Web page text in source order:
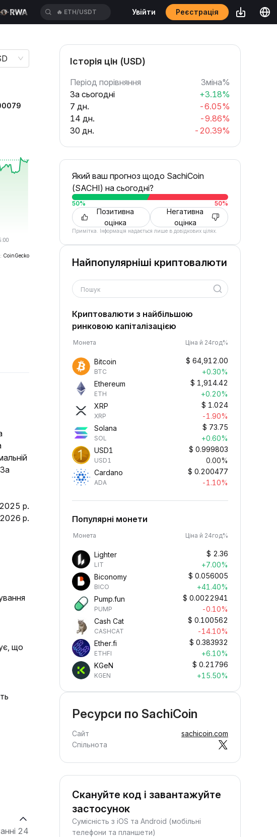
🔥 ETH/USDT Увійти Реєстрація
CoinGecko
р.
р.
що
24
Історія цін (USD)
Період порівняння
Зміна%
За сьогодні
+3.18%
7 дн.
-6.05%
14 дн.
-9.86%
30 дн.
-20.39%
Який ваш прогноз щодо SachiCoin
(SACHI) на сьогодні?
50% 50%
Позитивна
оцінка
Негативна
оцінка
Примітка. Інформація надається лише в довідкових цілях.
Найпопулярніші криптовалюти
Пошук
Криптовалюти з найбільшою
ринковою капіталізацією
Монета Ціна й 24год%
Bitcoin
BTC
$ 64,912.00
+0.30%
Ethereum
ETH
$ 1,914.42
+0.20%
XRP
XRP
$ 1.024
-1.90%
Solana
SOL
$ 73.75
+0.60%
USD1
USD1
$ 0.999803
0.00%
Cardano
ADA
$ 0.200477
-1.10%
Популярні монети
Монета Ціна й 24год%
Lighter
LIT
$ 2.36
+7.00%
Biconomy
BICO
$ 0.056005
+41.40%
Pump.fun
PUMP
$ 0.0022941
-0.10%
Cash Cat
CASHCAT
$ 0.100562
-14.10%
Ether.fi
ETHFI
$ 0.383932
+6.10%
KGeN
KGEN
$ 0.21796
+15.50%
Ресурси по SachiCoin
Сайт
sachicoin.com
Спільнота
Скануйте код і завантажуйте
застосунок
Сумісність з iOS та Android (мобільні
телефони та планшети)